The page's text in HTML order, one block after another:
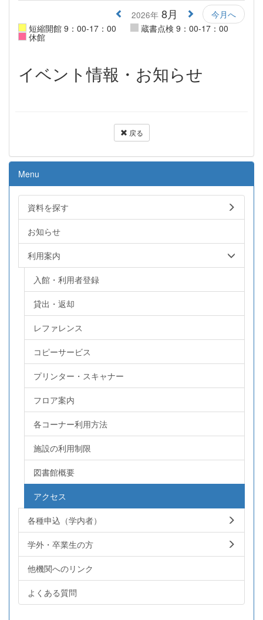
2026年 8月
今月へ
短縮開館 9：00-17：00
蔵書点検 9：00-17：00
休館
イベント情報・お知らせ
戻る
Menu
資料を探す
お知らせ
利用案内
入館・利用者登録
貸出・返却
レファレンス
コピーサービス
プリンター・スキャナー
フロア案内
各コーナー利用方法
施設の利用制限
図書館概要
アクセス
各種申込（学内者）
学外・卒業生の方
他機関へのリンク
よくある質問